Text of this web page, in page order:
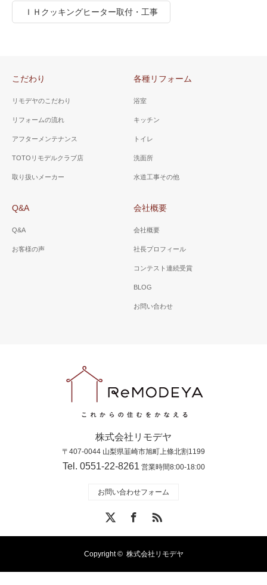
ＩＨクッキングヒーター取付・工事
こだわり
リモデヤのこだわり
リフォームの流れ
アフターメンテナンス
TOTOリモデルクラブ店
取り扱いメーカー
各種リフォーム
浴室
キッチン
トイレ
洗面所
水道工事その他
Q&A
Q&A
お客様の声
会社概要
会社概要
社長プロフィール
コンテスト連続受賞
BLOG
お問い合わせ
株式会社リモデヤ
〒407-0044 山梨県韮崎市旭町上條北割1199
Tel. 0551-22-8261 営業時間8:00-18:00
お問い合わせフォーム
RSS
Copyright © 株式会社リモデヤ